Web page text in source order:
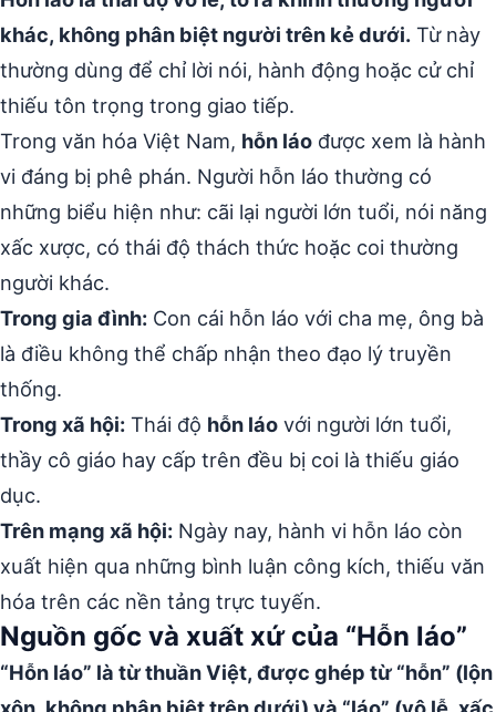
khác, không phân biệt người trên kẻ dưới. Từ này
thường dùng để chỉ lời nói, hành động hoặc cử chỉ
thiếu tôn trọng trong giao tiếp.
Trong văn hóa Việt Nam, hỗn láo được xem là hành
vi đáng bị phê phán. Người hỗn láo thường có
những biểu hiện như: cãi lại người lớn tuổi, nói năng
xấc xược, có thái độ thách thức hoặc coi thường
người khác.
Trong gia đình: Con cái hỗn láo với cha mẹ, ông bà
là điều không thể chấp nhận theo đạo lý truyền
thống.
Trong xã hội: Thái độ hỗn láo với người lớn tuổi,
thầy cô giáo hay cấp trên đều bị coi là thiếu giáo
dục.
Trên mạng xã hội: Ngày nay, hành vi hỗn láo còn
xuất hiện qua những bình luận công kích, thiếu văn
hóa trên các nền tảng trực tuyến.
Nguồn gốc và xuất xứ của “Hỗn láo”
“Hỗn láo” là từ thuần Việt, được ghép từ “hỗn” (lộn